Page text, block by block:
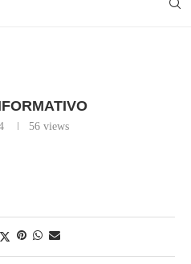
56 views